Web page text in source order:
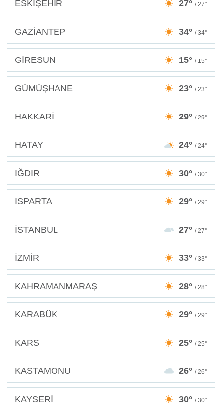
ESKİŞEHİR 27° / 27°
GAZİANTEP 34° / 34°
GİRESUN 15° / 15°
GÜMÜŞHANE 23° / 23°
HAKKARİ 29° / 29°
HATAY 24° / 24°
IĞDIR 30° / 30°
ISPARTA 29° / 29°
İSTANBUL 27° / 27°
İZMİR 33° / 33°
KAHRAMANMARAŞ 28° / 28°
KARABÜK 29° / 29°
KARS 25° / 25°
KASTAMONU 26° / 26°
KAYSERİ 30° / 30°